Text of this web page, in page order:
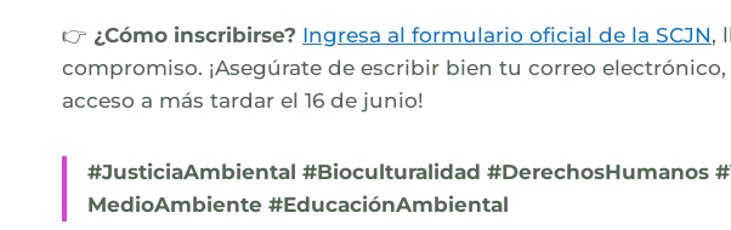
👉 ¿Cómo inscribirse? Ingresa al formulario oficial de la SCJN,
compromiso. ¡Asegúrate de escribir bien tu correo
acceso a más tardar el 16 de junio!
#JusticiaAmbiental #Bioculturalidad #DerechosHumanos
MedioAmbiente #EducaciónAmbiental